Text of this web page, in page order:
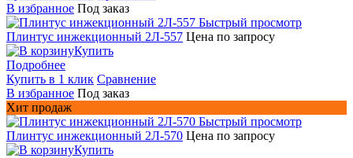
В избранное Под заказ
Быстрый просмотр
Плинтус инжекционный 2Л-557 Цена по запросу
Купить
Подробнее
Купить в 1 клик Сравнение
В избранное Под заказ
Хит продаж
Быстрый просмотр
Плинтус инжекционный 2Л-570 Цена по запросу
Купить